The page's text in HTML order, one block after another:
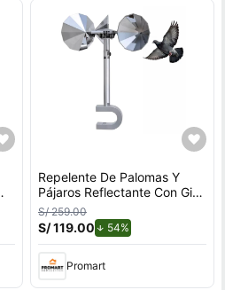
Repelente De Palomas Y
Pájaros Reflectante Con Giro
Por Viento Para Exteriores
Con Soporte en U
S/ 259.00
S/ 119.00 54%de descuento.
Promart